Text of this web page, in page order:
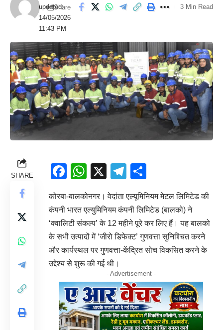
updated:
14/05/2026
11:43 PM
Share 3 Min Read
SHARE Facebook
WhatsApp
X Telegram
कोरबा-बालकोनगर। वेदांता एल्यूमिनियम मेटल लिमिटेड की
कंपनी भारत एल्युमिनियम कंपनी लिमिटेड (बालको) ने
‘क्वालिटी संकल्प’ के 12 महीने पूरे कर लिए हैं। यह बालको
के सभी उत्पादों में ‘जीरो डिफेक्ट’ गुणवत्ता सुनिश्चित करने
और कार्यस्थल पर गुणवत्ता-केंद्रित सोच विकसित करने के
उद्देश्य से शुरू की गई थी।
- Advertisement -